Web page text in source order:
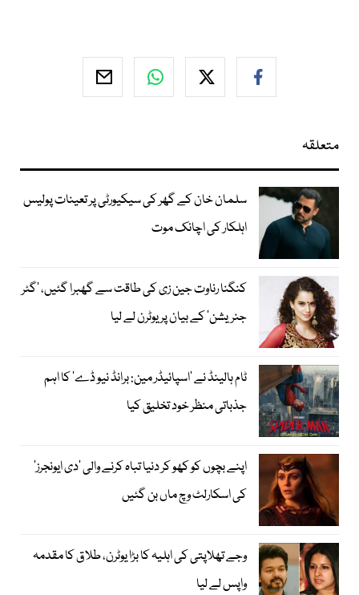
متعلقہ
سلمان خان کے گھر کی سیکیورٹی پر تعینات پولیس
اہلکار کی اچانک موت
کنگنا رناوت جین زی کی طاقت سے گھبرا گئیں، ’گٹر
جنریشن‘ کے بیان پر یوٹرن لے لیا
ٹام ہالینڈ نے ’اسپائیڈر مین: برانڈ نیو ڈے‘ کا اہم
جذباتی منظر خود تخلیق کیا
اپنے بچوں کو کھو کر دنیا تباہ کرنے والی ’دی ایونجرز‘
کی اسکارلٹ وچ ماں بن گئیں
وجے تھلاپتی کی اہلیہ کا بڑا یوٹرن، طلاق کا مقدمہ
واپس لے لیا